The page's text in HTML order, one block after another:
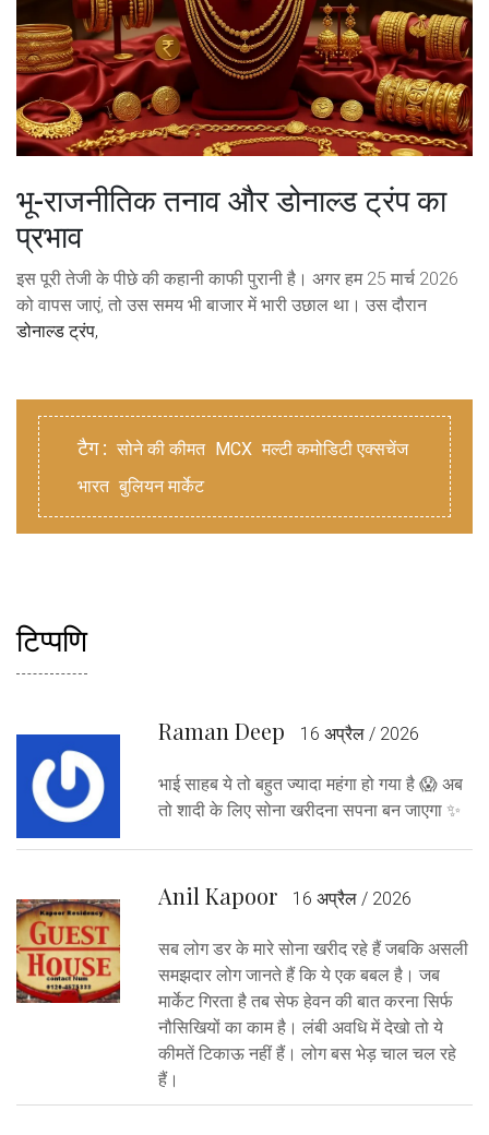
भू-राजनीतिक तनाव और डोनाल्ड ट्रंप का
प्रभाव
इस पूरी तेजी के पीछे की कहानी काफी पुरानी है। अगर हम 25 मार्च 2026
को वापस जाएं, तो उस समय भी बाजार में भारी उछाल था। उस दौरान
डोनाल्ड ट्रंप,
टैग : सोने की कीमत MCX मल्टी कमोडिटी एक्सचेंज
भारत बुलियन मार्केट
टिप्पणि
Raman Deep 16 अप्रैल / 2026
भाई साहब ये तो बहुत ज्यादा महंगा हो गया है 😱 अब
तो शादी के लिए सोना खरीदना सपना बन जाएगा ✨
Anil Kapoor 16 अप्रैल / 2026
सब लोग डर के मारे सोना खरीद रहे हैं जबकि असली
समझदार लोग जानते हैं कि ये एक बबल है। जब
मार्केट गिरता है तब सेफ हेवन की बात करना सिर्फ
नौसिखियों का काम है। लंबी अवधि में देखो तो ये
कीमतें टिकाऊ नहीं हैं। लोग बस भेड़ चाल चल रहे
हैं।